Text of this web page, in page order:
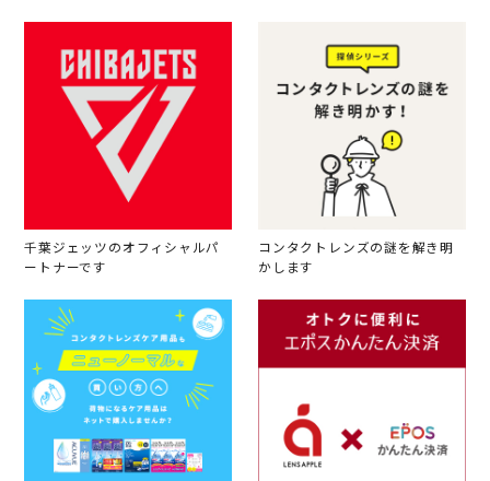
千葉ジェッツのオフィシャルパ
ートナーです
コンタクトレンズの謎を解き明
かします